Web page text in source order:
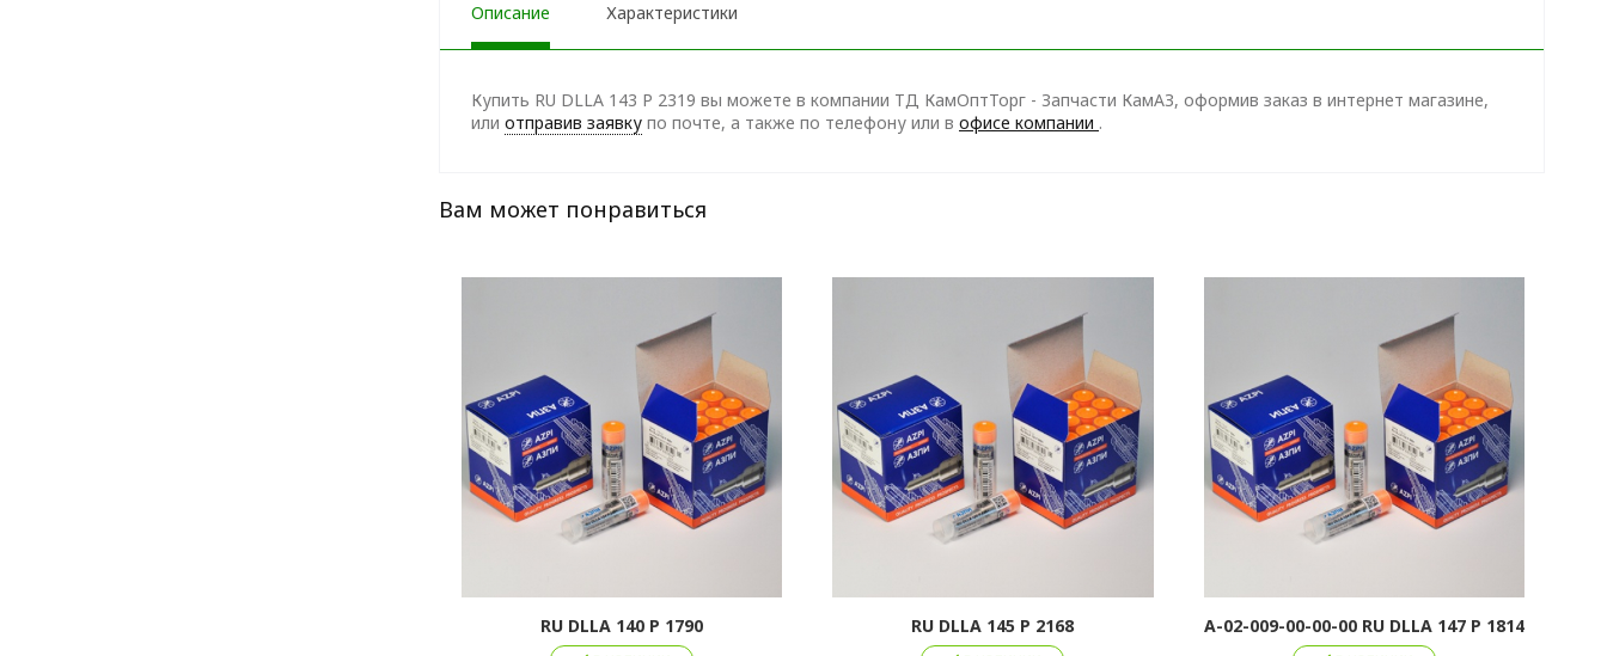
Описание Характеристики
Купить RU DLLA 143 P 2319 вы можете в компании ТД КамОптТорг - Запчасти КамАЗ, оформив заказ в интернет магазине,
или отправив заявку по почте, а также по телефону или в офисе компании .
Вам может понравиться
RU DLLA 140 P 1790 RU DLLA 145 P 2168 А-02-009-00-00-00 RU DLLA 147 P 1814